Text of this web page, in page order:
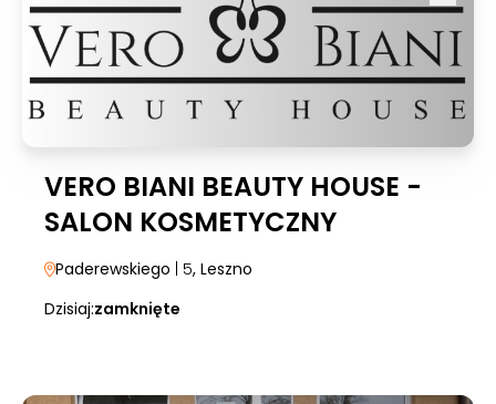
VERO BIANI BEAUTY HOUSE -
SALON KOSMETYCZNY
Paderewskiego | 5, Leszno
Dzisiaj:zamknięte